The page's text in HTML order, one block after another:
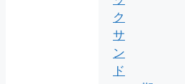
ク
サ
ン
ド